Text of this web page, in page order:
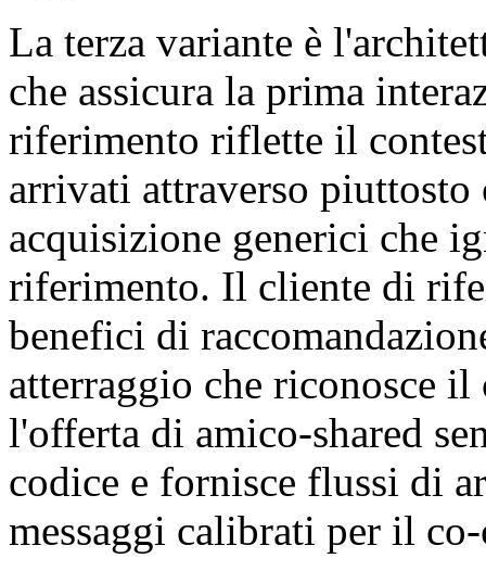
La terza variante è
che assicura la prima
riferimento riflette il
arrivati attraverso
acquisizione generici che
riferimento. Il cliente di
benefici di
atterraggio che riconosce
l'offerta di amico-shared
codice e fornisce flussi di
messaggi calibrati per il